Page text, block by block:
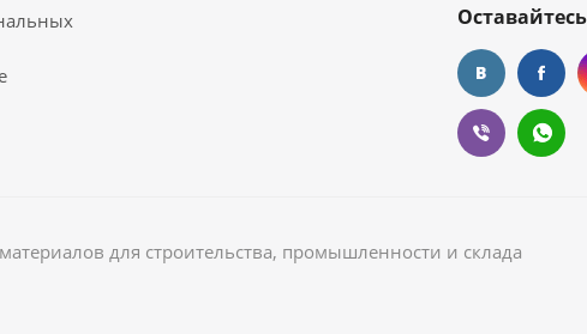
для строительства, промышленности и склада